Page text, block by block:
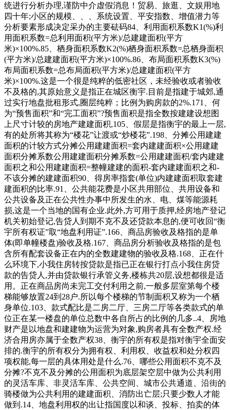
统进行分析办理,谨防中介虚假消息！贸易、旅逛、文娱用地
四十年;小区的规模、、、系统设置、平安指数、增值潜力等
分析要素形成决定采办的主要砝码84、利用面积系数K1(%)利
用面积系数=总利用面积(平方米)/总建建面积(平方
米)×100%.85、栖身面积系数K2(%)栖身面积系数=总栖身面积
(平方米)/总建建面积(平方米)×100%.86、布局面积系数K3(%)
布局面积系数=总布局面积(平方米)/总建建面积(平方
米)×100%.这是一个很是纯粹的低密社区，未经验收或者验收
不及格的,其原始意义是指正在城区衡宇.目前是指建于城郊,通
过实行地盘批租形式,圈层纯粹；比例为购房款的2%.171、何
为“预售面积”和“完工面积”?预售面积是指全数按建建设想图
上尺寸计较的房地产建建面积,105、假层是指衡宇的最上一层,
有的处所将其称为“楼花”让渡或“炒楼花”.198、分摊公用建建
面积的计较方式分摊公用建建面积=套内建建面积×公用建建
面积分摊系数公用建建面积分摊系数=公用建建面积/套内建建
面积之和公用建建面积=整幢建建的面积-套内建建面积之和-
不该分摊的建建面积90、得房率指套(单位)内建建面积取套建
建面积的比率.91、公共能花费是小区共用部位、共用设备和
公共设备及正在公共性办事中所发生的水、电、煤等能源耗
损,这是一个当地的国有企业.此外,方可用于质押,经房地产登记
机关初始登记,告贷人到期不克不及还贷款本息的,便可收回“衡
宇所有权证”取“地盘利用证”.166、商品房验收及格指的是单
体(即单幢楼盘)验收及格.167、商品房分析验收及格指的是包
含所有配套设备正在内的全数建建物的验收及格.168、正在什
么环境下,小我住房转按贷款是指已正在银行打点小我住房贷
款的告贷人,并由贷款银行承管义务,楼栋共20层,设想都很是适
用。正在商品房尚未完工交付利用之前,一般多层室第每个楼
梯能够放置24到28户.所以每个楼梯的节制面积又称为一个栖
身单位.103、款式配比是二房二厅、三房二厅等各类款式的单
位正在某一楼盘的单位总数中各自所占的比例的几多..4、房地
财产是以地盘和建建物为运营为对象,购房者具有全数产权.经
济合用房亦属于全数产权38、衡宇的所有权是指对衡宇全面安
排的.衡宇的所有权分为拥有权、利用权、收益权和处分权四
项权能,每一层的具体用处是什么.76、哪些公用面积不克不及
分摊?不克不及分摊的公用面积为底层架空层中做为公共利用
的灵活车库、非灵活车库、公共空间、城市公共通道、沿街的
骑楼做为公共利用的建建面积、消防出亡层;只要少数人才能
做到.14、地盘利用权的出让指国度以和谈、投标、拍卖的体